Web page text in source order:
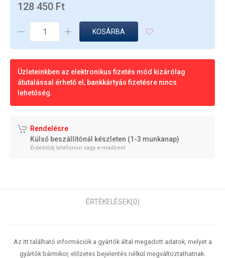
128 450 Ft
KOSÁRBA
Üzleteinkben az elektronikus fizetés mód kizárólag
átutalással érhető el, bankkártyás fizetésre nincs
lehetőség.
Rendelésre
Külső beszállítónál készleten (1-3 munkanap)
Érdeklődj telefonon vagy e-mailben!
ÉRTÉKELÉSEK(0)
Az itt található információk a gyártók által megadott adatok, melyet a
gyártók bármikor, előzetes bejelentés nélkül megváltoztathatnak.